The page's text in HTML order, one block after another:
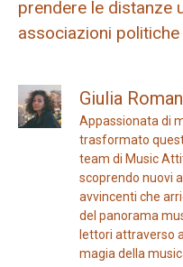
prendere le distanze
associazioni
Giulia
Appassionata di
trasformato
team di Music
scoprendo nuovi
avvincenti che
del panorama
lettori attraverso
magia della